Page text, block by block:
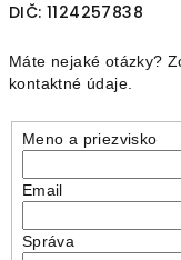
DIČ: 1124257838
Máte nejaké otázky?
kontaktné údaje.
Meno a priezvisko
Email
Správa